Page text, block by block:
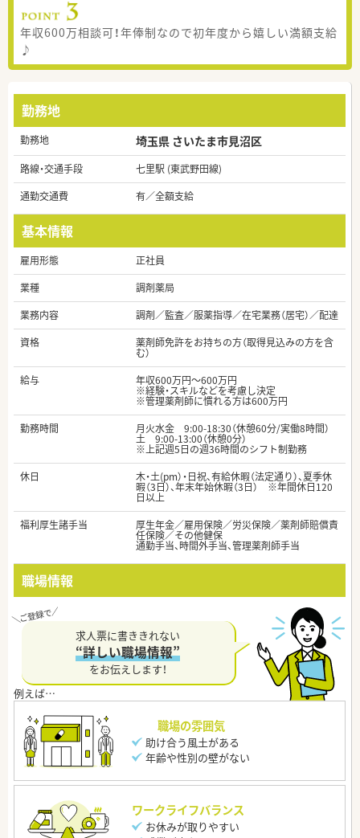
年収600万相談可！年俸制なので初年度から嬉しい満額支給
♪
勤務地
勤務地 埼玉県 さいたま市見沼区
路線・交通手段
七里駅 (東武野田線)
通勤交通費
有／全額支給
基本情報
雇用形態
正社員
業種
調剤薬局
業務内容
調剤／監査／服薬指導／在宅業務（居宅）／配達
資格
薬剤師免許をお持ちの方（取得見込みの方を含
む）
給与
年収600万円～600万円
※経験・スキルなどを考慮し決定
※管理薬剤師に慣れる方は600万円
勤務時間
月火水金 9:00-18:30（休憩60分/実働8時間）
土 9:00-13:00（休憩0分）
※上記週5日の週36時間のシフト制勤務
休日
木・土(pm）・日祝、有給休暇（法定通り）、夏季休
暇（3日）、年末年始休暇（3日） ※年間休日120
日以上
福利厚生諸手当
厚生年金／雇用保険／労災保険／薬剤師賠償責
任保険／その他健保
通勤手当、時間外手当、管理薬剤師手当
職場情報
求人票に書ききれない
“詳しい職場情報”
をお伝えします！
職場の雰囲気
助け合う風土がある
年齢や性別の壁がない
ワークライフバランス
お休みが取りやすい